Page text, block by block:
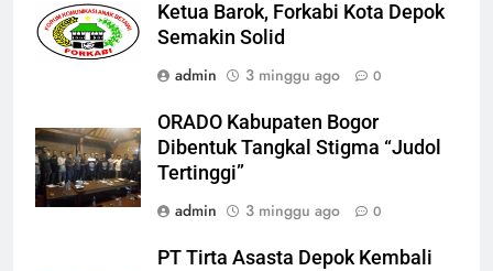
Ketua Barok, Forkabi Kota Depok
Semakin Solid
admin
3 minggu ago 0
ORADO Kabupaten Bogor
Dibentuk Tangkal Stigma “Judol
Tertinggi”
admin
3 minggu ago 0
PT Tirta Asasta Depok Kembali